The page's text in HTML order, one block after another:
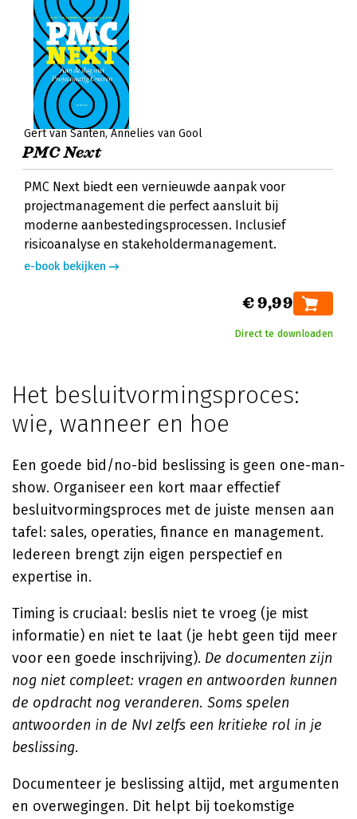
Gert van Santen Annelies van Gool
PMC Next
PMC Next biedt een vernieuwde aanpak voor
projectmanagement die perfect aansluit bij
moderne aanbestedingsprocessen. Inclusief
risicoanalyse en stakeholdermanagement.
e-book bekijken
€ 9,99
Direct te downloaden
Het besluitvormingsproces:
wie, wanneer en hoe
Een goede bid/no-bid beslissing is geen one-man-
show. Organiseer een kort maar effectief
besluitvormingsproces met de juiste mensen aan
tafel: sales, operaties, finance en management.
Iedereen brengt zijn eigen perspectief en
expertise in.
Timing is cruciaal: beslis niet te vroeg (je mist
informatie) en niet te laat (je hebt geen tijd meer
voor een goede inschrijving). De documenten zijn
nog niet compleet: vragen en antwoorden kunnen
de opdracht nog veranderen. Soms spelen
antwoorden in de NvI zelfs een kritieke rol in je
beslissing.
Documenteer je beslissing altijd, met argumenten
en overwegingen. Dit helpt bij toekomstige